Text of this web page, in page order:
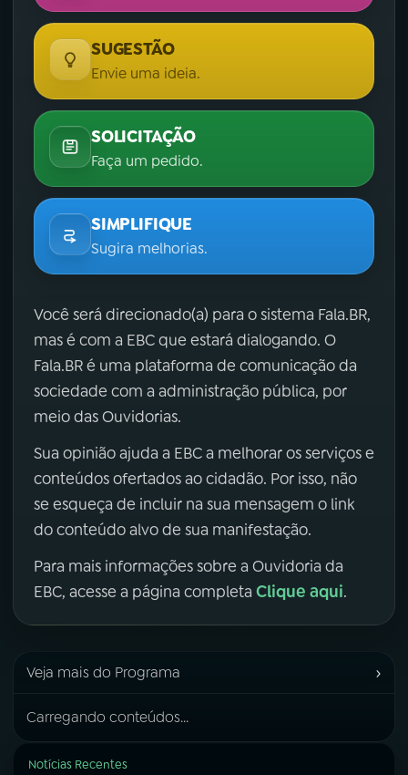
SUGESTÃO
Envie uma ideia.
SOLICITAÇÃO
Faça um pedido.
SIMPLIFIQUE
Sugira melhorias.
Você será direcionado(a) para o sistema Fala.BR,
mas é com a EBC que estará dialogando. O
Fala.BR é uma plataforma de comunicação da
sociedade com a administração pública, por
meio das Ouvidorias.
Sua opinião ajuda a EBC a melhorar os serviços e
conteúdos ofertados ao cidadão. Por isso, não
se esqueça de incluir na sua mensagem o link
do conteúdo alvo de sua manifestação.
Para mais informações sobre a Ouvidoria da
EBC, acesse a página completa Clique aqui.
Veja mais do Programa ›
Carregando conteúdos...
Notícias Recentes